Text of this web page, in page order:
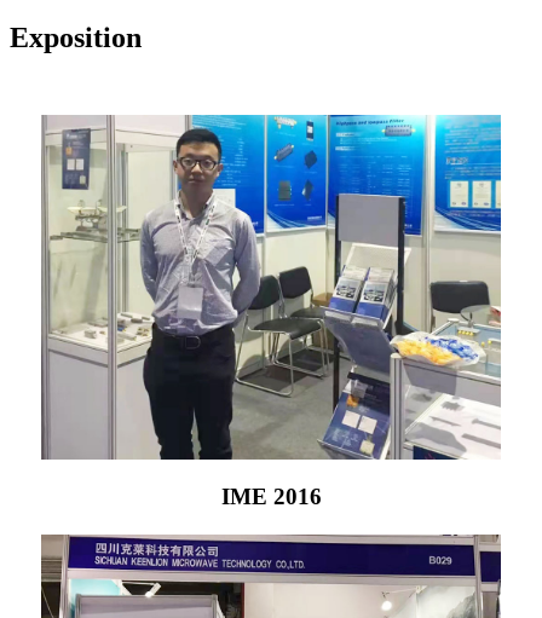
Exposition
IME 2016